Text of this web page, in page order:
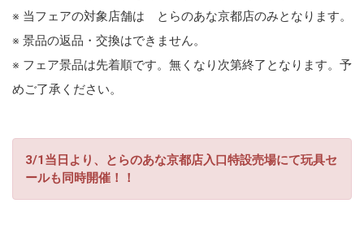
※ 当フェアの対象店舗は とらのあな京都店のみとなります。
※ 景品の返品・交換はできません。
※ フェア景品は先着順です。無くなり次第終了となります。予
めご了承ください。
3/1当日より、とらのあな京都店入口特設売場にて玩具セ
ールも同時開催！！